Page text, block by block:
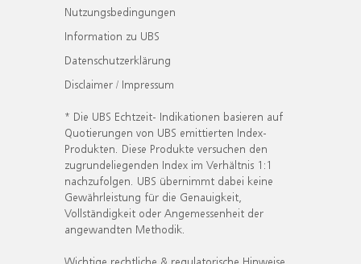
Nutzungsbedingungen
Information zu UBS
Datenschutzerklärung
Disclaimer / Impressum
* Die UBS Echtzeit- Indikationen basieren auf
Quotierungen von UBS emittierten Index-
Produkten. Diese Produkte versuchen den
zugrundeliegenden Index im Verhältnis 1:1
nachzufolgen. UBS übernimmt dabei keine
Gewährleistung für die Genauigkeit,
Vollständigkeit oder Angemessenheit der
angewandten Methodik.